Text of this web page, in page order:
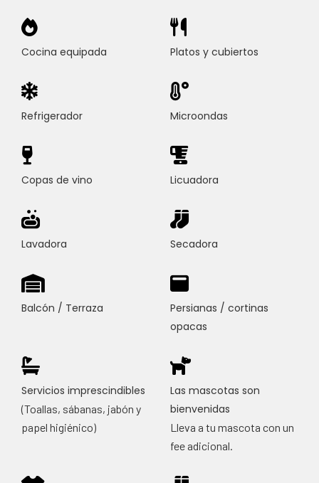
Cocina equipada Platos y cubiertos
Refrigerador Microondas
Copas de vino Licuadora
Lavadora Secadora
Balcón / Terraza
Persianas / cortinas
opacas
Servicios imprescindibles
(Toallas, sábanas, jabón y
papel higiénico)
Las mascotas son
bienvenidas
Lleva a tu mascota con un
fee adicional.